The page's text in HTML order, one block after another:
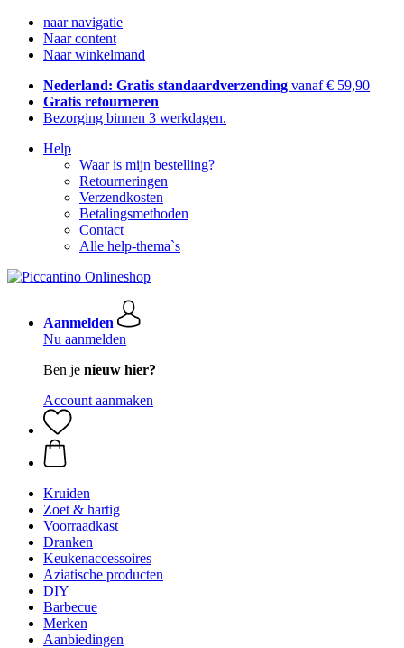
naar navigatie
Naar content
Naar winkelmand
Nederland: Gratis standaardverzending vanaf € 59,90
Gratis retourneren
Bezorging binnen 3 werkdagen.
Help
Waar is mijn bestelling?
Retourneringen
Verzendkosten
Betalingsmethoden
Contact
Alle help-thema`s
Aanmelden
Nu aanmelden
Ben je nieuw hier?
Account aanmaken
Kruiden
Zoet & hartig
Voorraadkast
Dranken
Keukenaccessoires
Aziatische producten
DIY
Barbecue
Merken
Aanbiedingen